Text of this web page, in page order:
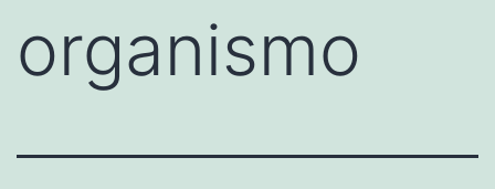
organismo